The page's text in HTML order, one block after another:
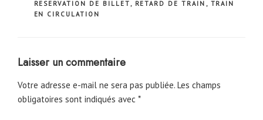
RESERVATION DE BILLET, RETARD DE TRAIN , TRAIN
EN CIRCULATION
Laisser un commentaire
Votre adresse e-mail ne sera pas publiée. Les champs
obligatoires sont indiqués avec *